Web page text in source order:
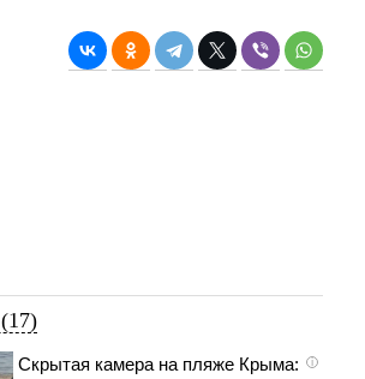
i
Скрытая камера на пляже Крыма: